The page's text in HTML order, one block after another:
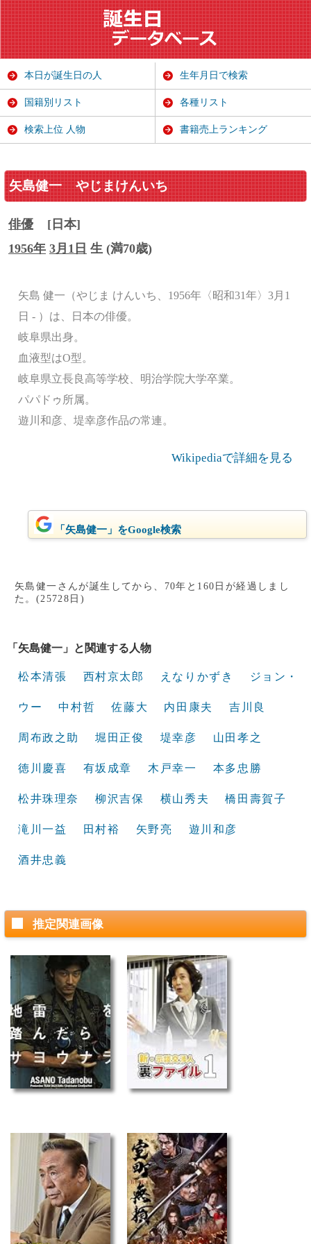
矢島健一 やじまけんいち
俳優
[日本]
1956年 3月1日 生 (満70歳)
矢島 健一（やじま けんいち、1956年〈昭和31年〉3月1
日 - ）は、日本の俳優。
岐阜県出身。
血液型はO型。
岐阜県立長良高等学校、明治学院大学卒業。
パパドゥ所属。
遊川和彦、堤幸彦作品の常連。
Wikipediaで詳細を見る
「矢島健一」をGoogle検索
矢島健一さんが誕生してから、70年と160日が経過しまし
た。(25728日)
「矢島健一」と関連する人物
松本清張 西村京太郎 えなりかずき ジョン・
ウー 中村哲 佐藤大 内田康夫 吉川良
周布政之助 堀田正俊 堤幸彦 山田孝之
徳川慶喜 有坂成章 木戸幸一 本多忠勝
松井珠理奈 柳沢吉保 横山秀夫 橋田壽賀子
滝川一益 田村裕 矢野亮 遊川和彦
酒井忠義
推定関連画像
本日が誕生日の人 生年月日で検索
国籍別リスト 各種リスト
検索上位 人物 書籍売上ランキング